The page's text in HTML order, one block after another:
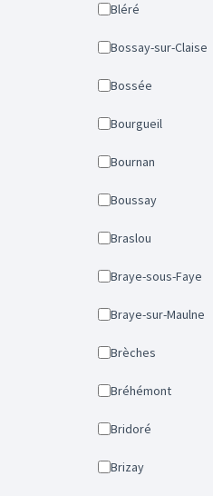
Bléré
Bossay-sur-Claise
Bossée
Bourgueil
Bournan
Boussay
Braslou
Braye-sous-Faye
Braye-sur-Maulne
Brèches
Bréhémont
Bridoré
Brizay